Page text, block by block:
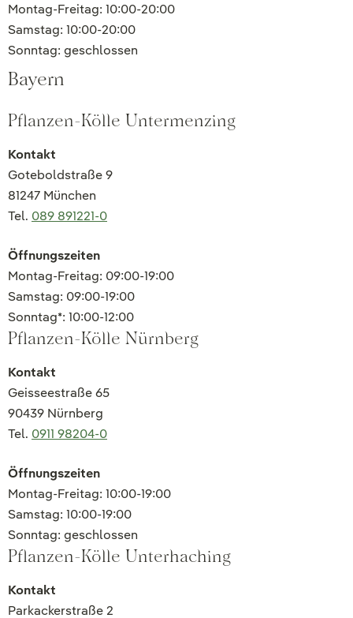
Montag-Freitag: 10:00-20:00
Samstag: 10:00-20:00
Sonntag: geschlossen
Bayern
Pflanzen-Kölle Untermenzing
Kontakt
Goteboldstraße 9
81247 München
Tel. 089 891221-0
Öffnungszeiten
Montag-Freitag: 09:00-19:00
Samstag: 09:00-19:00
Sonntag*: 10:00-12:00
Pflanzen-Kölle Nürnberg
Kontakt
Geisseestraße 65
90439 Nürnberg
Tel. 0911 98204-0
Öffnungszeiten
Montag-Freitag: 10:00-19:00
Samstag: 10:00-19:00
Sonntag: geschlossen
Pflanzen-Kölle Unterhaching
Kontakt
Parkackerstraße 2